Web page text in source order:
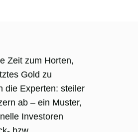
Zeit zum Horten,
Gold zu
die Experten: steiler
ab – ein Muster,
Investoren